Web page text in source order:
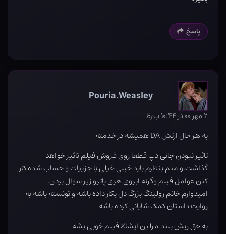
پاسخ
Pouria.Weasley
۲ مهر ۰۰ در ۱۰:۴۴ ب٫ظ
به هر حال ارتش DA همیشه در خدمته
تاثیر نبودن جانی دپ قطعا روی فروش فیلم تاثیر خواهد
گذاشت.و منم بنظرم باید خیلی خیلی با جزییات و حساب شده کار
کنن عوامل فیلم وگرنه ابروی هری پاترو زیر سوال بردن.
امیدوارم خانم رولینگ بزرگ دل بکار داده باشه و تونسته باشه به
روایت داستان کمک شایانی کرده باشه
به حق ریش بلند مرلین ایشالا فیلم خوبی بشه